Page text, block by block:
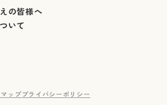
の皆様へ
いて
ッププライバシーポリシー